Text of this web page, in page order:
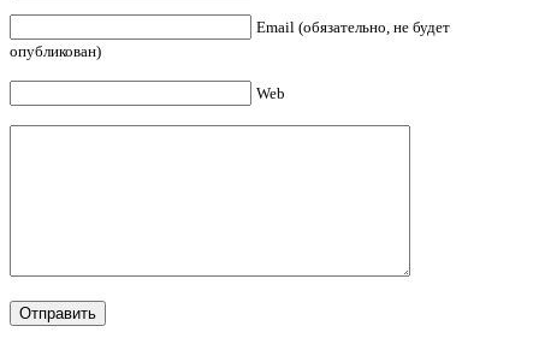
Email (обязательно, не будет
опубликован)
Web